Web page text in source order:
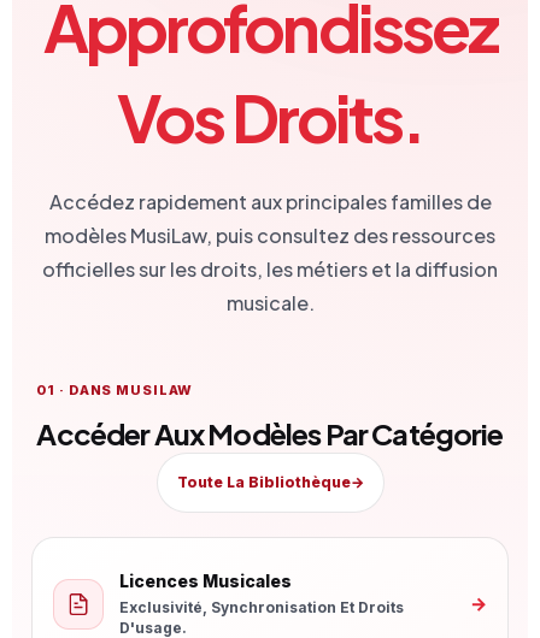
Approfondissez
Vos Droits.
Accédez rapidement aux principales familles de
modèles MusiLaw, puis consultez des ressources
officielles sur les droits, les métiers et la diffusion
musicale.
01 · DANS MUSILAW
Accéder Aux Modèles Par Catégorie
Toute La Bibliothèque→
Licences Musicales
Exclusivité, Synchronisation Et Droits
D'usage.
→